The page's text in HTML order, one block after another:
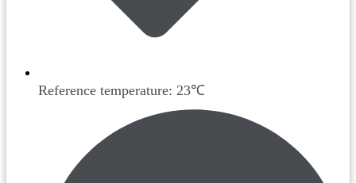
Reference temperature: 23℃